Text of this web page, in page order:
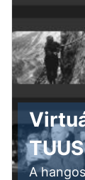
A